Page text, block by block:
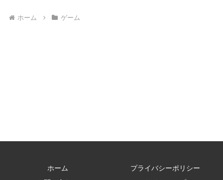
ホーム ゲーム
ホーム
プライバシーポリシー